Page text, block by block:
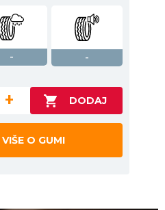
-
-
+
O GUMI